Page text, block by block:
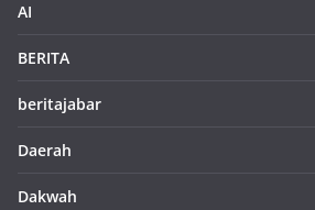
AI
BERITA
beritajabar
Daerah
Dakwah